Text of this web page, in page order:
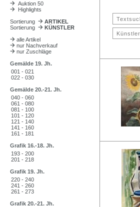
Auktion 50
Highlights
Sortierung
ARTIKEL
Sortierung
KÜNSTLER
alle Artikel
nur Nachverkauf
nur Zuschläge
Gemälde 19. Jh.
001 - 021
022 - 030
Gemälde 20.-21. Jh.
040 - 060
061 - 080
081 - 100
101 - 120
121 - 140
141 - 160
161 - 181
Grafik 16.-18. Jh.
193 - 200
201 - 218
Grafik 19. Jh.
220 - 240
241 - 260
261 - 273
Grafik 20.-21. Jh.